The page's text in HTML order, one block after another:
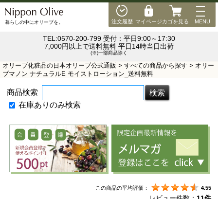
注文履歴 マイページカゴを見る
MENU
MENU
暮らしの中にオリーブを。
TEL:0570-200-799 受付：平日9:00～17:30
7,000円以上で送料無料 平日14時当日出荷
(※)一部商品除く
オリーブ化粧品の日本オリーブ公式通販 > すべての商品から探す > オリー
ブマノン ナチュラルE モイストローション_送料無料
商品検索
在庫ありのみ検索
この商品の平均評価： 4.55